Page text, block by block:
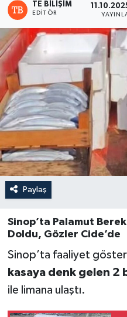
TE BILIŞIM
EDITÖR
Paylaş
Sinop’ta Palamut
Doldu, Gözler Cide’de
Sinop’ta faaliyet
kasaya denk gelen 2
ile limana ulaştı.